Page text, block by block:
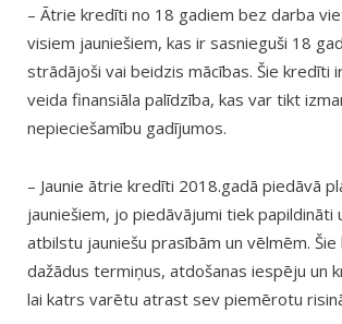
– Ātrie kredīti no 18 gadiem bez darba
visiem jauniešiem, kas ir sasnieguši 18
strādājoši vai beidzis mācības. Šie kredīti
veida finansiāla palīdzība, kas var tikt
nepieciešamību gadījumos.
– Jaunie ātrie kredīti 2018.gadā piedāvā
jauniešiem, jo piedāvājumi tiek papildināti
atbilstu jauniešu prasībām un vēlmēm.
dažādus termiņus, atdošanas iespēju un
lai katrs varētu atrast sev piemērotu